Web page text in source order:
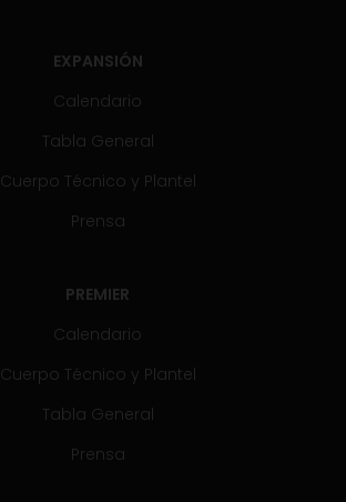
EXPANSIÓN
Calendario
Tabla General
Cuerpo Técnico y Plantel
Prensa
PREMIER
Calendario
Cuerpo Técnico y Plantel
Tabla General
Prensa